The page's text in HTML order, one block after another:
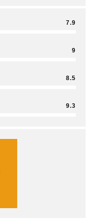
7.9
9
8.5
9.3